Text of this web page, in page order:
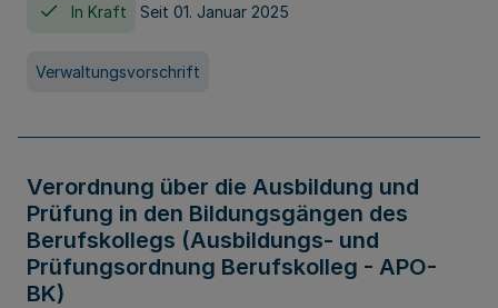
In Kraft Seit 01. Januar 2025
Verwaltungsvorschrift
Verordnung über die Ausbildung und
Prüfung in den Bildungsgängen des
Berufskollegs (Ausbildungs- und
Prüfungsordnung Berufskolleg - APO-
BK)